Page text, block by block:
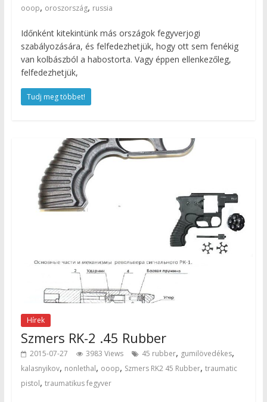
ooop, oroszország, russia
Időnként kitekintünk más országok fegyverjogi
szabályozására, és felfedezhetjük, hogy ott sem fenékig
van kolbászból a habostorta. Vagy éppen ellenkezőleg,
felfedezhetjük,
Tudj meg többet!
Hírek
Szmers RK-2 .45 Rubber
2015-07-27 3983 Views 45 rubber, gumilövedékes,
kalasnyikov, nonlethal, ooop, Szmers RK2 45 Rubber, traumatic
pistol, traumatikus fegyver